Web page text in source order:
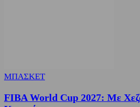
ΜΠΑΣΚΕΤ
FIBA World Cup 2027: Με